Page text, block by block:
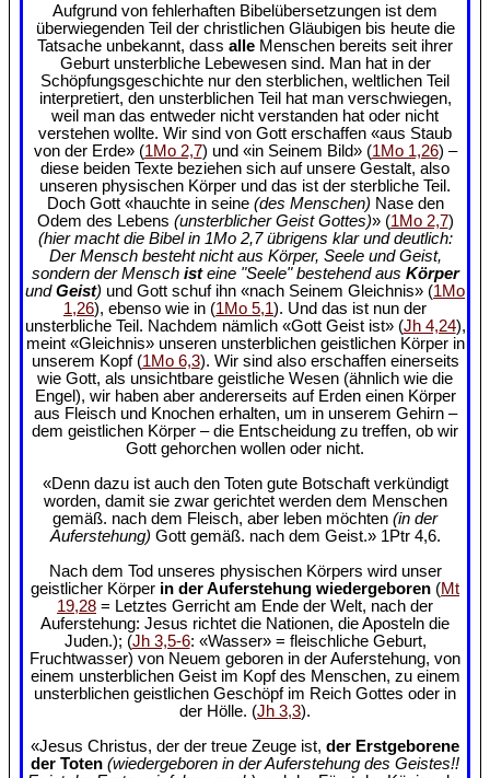
Aufgrund von fehlerhaften Bibelübersetzungen ist dem
überwiegenden Teil der christlichen Gläubigen bis heute die
Tatsache unbekannt, dass alle Menschen bereits seit ihrer
Geburt unsterbliche Lebewesen sind. Man hat in der
Schöpfungsgeschichte nur den sterblichen, weltlichen Teil
interpretiert, den unsterblichen Teil hat man verschwiegen,
weil man das entweder nicht verstanden hat oder nicht
verstehen wollte. Wir sind von Gott erschaffen «aus Staub
von der Erde» (1Mo 2,7) und «in Seinem Bild» (1Mo 1,26) –
diese beiden Texte beziehen sich auf unsere Gestalt, also
unseren physischen Körper und das ist der sterbliche Teil.
Doch Gott «hauchte in seine (des Menschen) Nase den
Odem des Lebens (unsterblicher Geist Gottes)» (1Mo 2,7)
(hier macht die Bibel in 1Mo 2,7 übrigens klar und deutlich:
Der Mensch besteht nicht aus Körper, Seele und Geist,
sondern der Mensch isteine "Seele" bestehend aus Körper
undGeist) und Gott schuf ihn «nach Seinem Gleichnis» (1Mo
1,26), ebenso wie in (1Mo 5,1). Und das ist nun der
unsterbliche Teil. Nachdem nämlich «Gott Geist ist» (Jh 4,24),
meint «Gleichnis» unseren unsterblichen geistlichen Körper in
unserem Kopf (1Mo 6,3). Wir sind also erschaffen einerseits
wie Gott, als unsichtbare geistliche Wesen (ähnlich wie die
Engel), wir haben aber andererseits auf Erden einen Körper
aus Fleisch und Knochen erhalten, um in unserem Gehirn –
dem geistlichen Körper – die Entscheidung zu treffen, ob wir
Gott gehorchen wollen oder nicht.
«Denn dazu ist auch den Toten gute Botschaft verkündigt
worden, damit sie zwar gerichtet werden dem Menschen
gemäß. nach dem Fleisch, aber leben möchten (in der
Auferstehung) Gott gemäß. nach dem Geist.» 1Ptr 4,6.
Nach dem Tod unseres physischen Körpers wird unser
geistlicher Körper in der Auferstehung wiedergeboren (Mt
19,28 = Letztes Gerricht am Ende der Welt, nach der
Auferstehung: Jesus richtet die Nationen, die Aposteln die
Juden.); (Jh 3,5-6: «Wasser» = fleischliche Geburt,
Fruchtwasser) von Neuem geboren in der Auferstehung, von
einem unsterblichen Geist im Kopf des Menschen, zu einem
unsterblichen geistlichen Geschöpf im Reich Gottes oder in
der Hölle. (Jh 3,3).
«Jesus Christus, der der treue Zeuge ist, der Erstgeborene
der Toten (wiedergeboren in der Auferstehung des Geistes!!